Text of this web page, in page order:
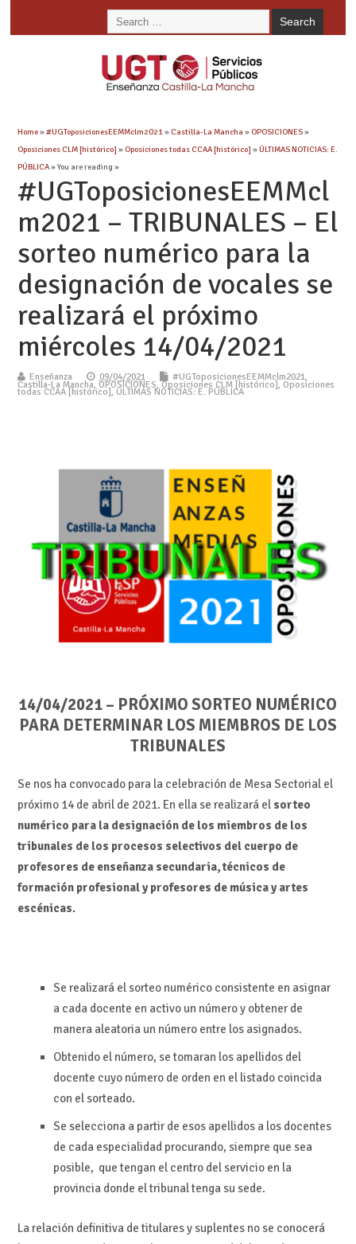
Home»#UGToposicionesEEMMclm2021» Castilla-La Mancha » OPOSICIONES»
Oposiciones CLM [histórico] » Oposiciones todas CCAA [histórico] »ÚLTIMAS NOTICIAS: E.
PÚBLICA» You are reading »
#UGToposicionesEEMMcl
m2021 – TRIBUNALES – El
sorteo numérico para la
designación de vocales se
realizará el próximo
miércoles 14/04/2021
Enseñanza 09/04/2021 #UGToposicionesEEMMclm2021,
Castilla-La Mancha, OPOSICIONES,Oposiciones CLM [histórico], Oposiciones
todas CCAA [histórico], ÚLTIMAS NOTICIAS: E. PÚBLICA
14/04/2021 – PRÓXIMO SORTEO NUMÉRICO
PARA DETERMINAR LOS MIEMBROS DE LOS
TRIBUNALES
Se nos ha convocado para la celebración de Mesa Sectorial el
próximo 14 de abril de 2021. En ella se realizará el sorteo
numérico para la designación de los miembros de los
tribunales de los procesos selectivos del cuerpo de
profesores de enseñanza secundaria, técnicos de
formación profesional y profesores de música y artes
escénicas.
Se realizará el sorteo numérico consistente en asignar
a cada docente en activo un número y obtener de
manera aleatoria un número entre los asignados.
Obtenido el número, se tomaran los apellidos del
docente cuyo número de orden en el listado coincida
con el sorteado.
Se selecciona a partir de esos apellidos a los docentes
de cada especialidad procurando, siempre que sea
posible, que tengan el centro del servicio en la
provincia donde el tribunal tenga su sede.
La relación definitiva de titulares y suplentes no se conocerá